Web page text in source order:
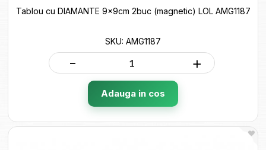
Tablou cu DIAMANTE 9x9cm 2buc (magnetic) LOL AMG1187
SKU: AMG1187
- +
Adauga in cos